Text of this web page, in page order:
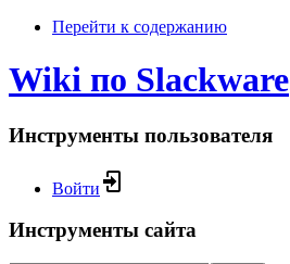
Перейти к содержанию
Wiki по Slackware
Инструменты пользователя
Войти
Инструменты сайта